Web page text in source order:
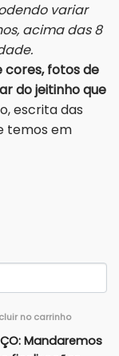
variar
acima das 8
cores, fotos de
do jeitinho que
escrita das
temos em
no carrinho
Mandaremos